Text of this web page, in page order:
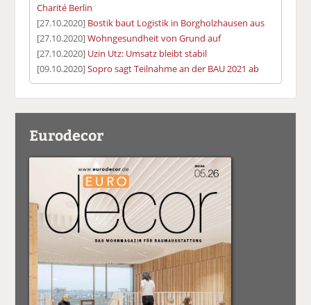
Charité Berlin
[27.10.2020] Bostik baut Logistik in Borgholzhausen aus
[27.10.2020]Wohngesundheit von Grund auf
[27.10.2020] Uzin Utz: Umsatz bleibt stabil
[09.10.2020]Sopro sagt Teilnahme an der BAU 2021 ab
Eurodecor